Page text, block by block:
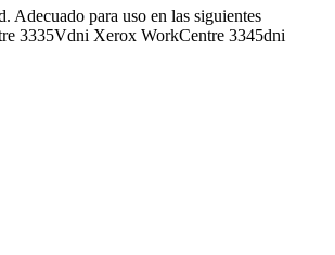
para uso en las siguientes
3335Vdni Xerox WorkCentre 3345dni